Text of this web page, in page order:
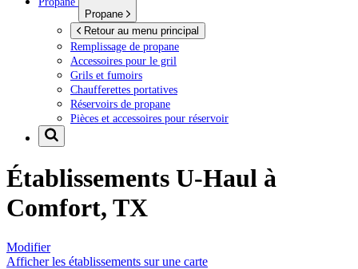
Propane
Retour au menu principal
Remplissage de propane
Accessoires pour le gril
Grils et fumoirs
Chaufferettes portatives
Réservoirs de propane
Pièces et accessoires pour réservoir
Établissements U-Haul à
Comfort, TX
Modifier
Afficher les établissements sur une carte